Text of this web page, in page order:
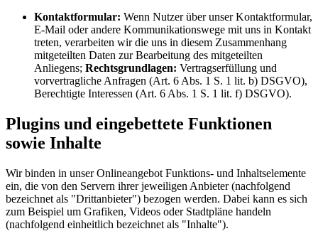
Kontaktformular: Wenn Nutzer über unser Kontaktformular,
E-Mail oder andere Kommunikationswege mit uns in Kontakt
treten, verarbeiten wir die uns in diesem Zusammenhang
mitgeteilten Daten zur Bearbeitung des mitgeteilten
Anliegens; Rechtsgrundlagen: Vertragserfüllung und
vorvertragliche Anfragen (Art. 6 Abs. 1 S. 1 lit. b) DSGVO),
Berechtigte Interessen (Art. 6 Abs. 1 S. 1 lit. f) DSGVO).
Plugins und eingebettete Funktionen
sowie Inhalte
Wir binden in unser Onlineangebot Funktions- und Inhaltselemente
ein, die von den Servern ihrer jeweiligen Anbieter (nachfolgend
bezeichnet als "Drittanbieter") bezogen werden. Dabei kann es sich
zum Beispiel um Grafiken, Videos oder Stadtpläne handeln
(nachfolgend einheitlich bezeichnet als "Inhalte").